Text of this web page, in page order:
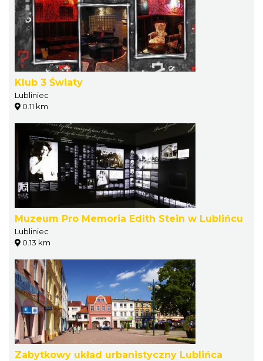
Klub 3 Światy
Lubliniec
0.11 km
Muzeum Pro Memoria Edith Stein w Lublińcu
Lubliniec
0.13 km
Zabytkowy układ urbanistyczny Lublińca